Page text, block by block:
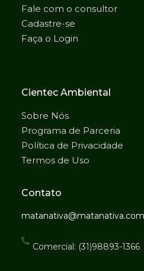
Fale com o consultor
Cadastre-se
Faça o Login
Cientec Ambiental
Sobre Nós
Programa de Parceria
Política de Privacidade
Termos de Uso
Contato
Comercial: (31)98893-1366